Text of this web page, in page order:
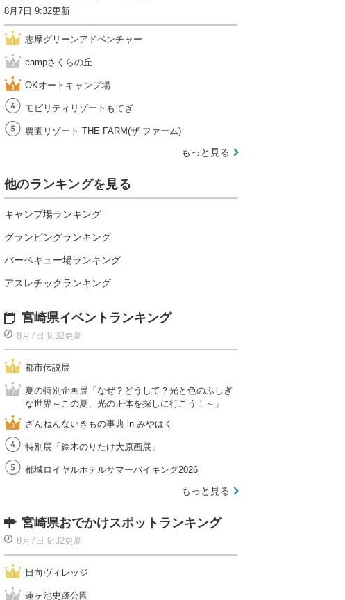
8月7日 9:32更新
志摩グリーンアドベンチャー
campさくらの丘
OKオートキャンプ場
モビリティリゾートもてぎ
農園リゾート THE FARM(ザ ファーム)
もっと見る
他のランキングを見る
キャンプ場ランキング
グランピングランキング
バーベキュー場ランキング
アスレチックランキング
宮崎県イベントランキング
8月7日 9:32更新
都市伝説展
夏の特別企画展「なぜ？どうして？光と色のふしぎ
な世界～この夏、光の正体を探しに行こう！～」
ざんねんないきもの事典 in みやはく
特別展「鈴木のりたけ大原画展」
都城ロイヤルホテルサマーバイキング2026
もっと見る
宮崎県おでかけスポットランキング
8月7日 9:32更新
日向ヴィレッジ
蓮ヶ池史跡公園